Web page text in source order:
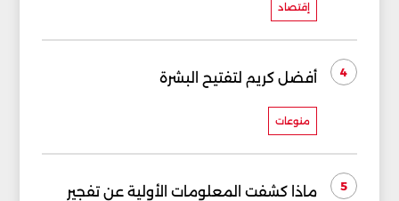
إقتصاد
4 أفضل كريم لتفتيح البشرة
منوعات
5
ماذا كشفت المعلومات الأولية عن تفجير